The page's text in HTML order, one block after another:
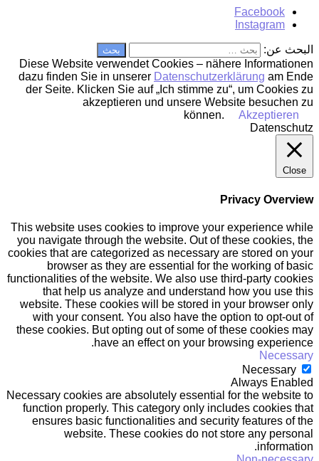
Facebook
Instagram
البحث عن:
Diese Website verwendet Cookies – nähere Informationen
dazu finden Sie in unserer Datenschutzerklärung am Ende
der Seite. Klicken Sie auf „Ich stimme zu“, um Cookies zu
akzeptieren und unsere Website besuchen zu
können.
Akzeptieren
Datenschutz
Close
Privacy Overview
This website uses cookies to improve your experience while
you navigate through the website. Out of these cookies, the
cookies that are categorized as necessary are stored on your
browser as they are essential for the working of basic
functionalities of the website. We also use third-party cookies
that help us analyze and understand how you use this
website. These cookies will be stored in your browser only
with your consent. You also have the option to opt-out of
these cookies. But opting out of some of these cookies may
have an effect on your browsing experience.
Necessary
Necessary
Always Enabled
Necessary cookies are absolutely essential for the website to
function properly. This category only includes cookies that
ensures basic functionalities and security features of the
website. These cookies do not store any personal
information.